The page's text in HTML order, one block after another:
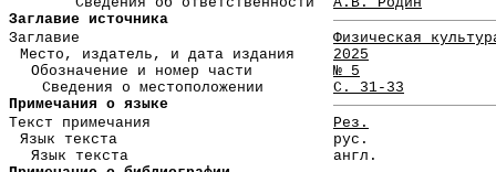
Заглавие источника
Заглавие
Физическая
Место, издатель, и дата издания
2025
Обозначение и номер части
№ 5
Сведения о местоположении
С. 31-33
Примечания о языке
Текст примечания
Рез.
Язык текста
рус.
Язык текста
англ.